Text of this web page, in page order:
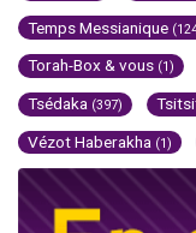
Temps Messianique
Torah-Box & vous (1)
Tsédaka (397)
Vézot Haberakha (1)